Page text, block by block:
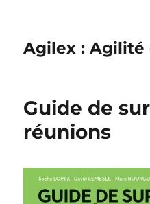
Agilex : Agilité
Guide de
réunions